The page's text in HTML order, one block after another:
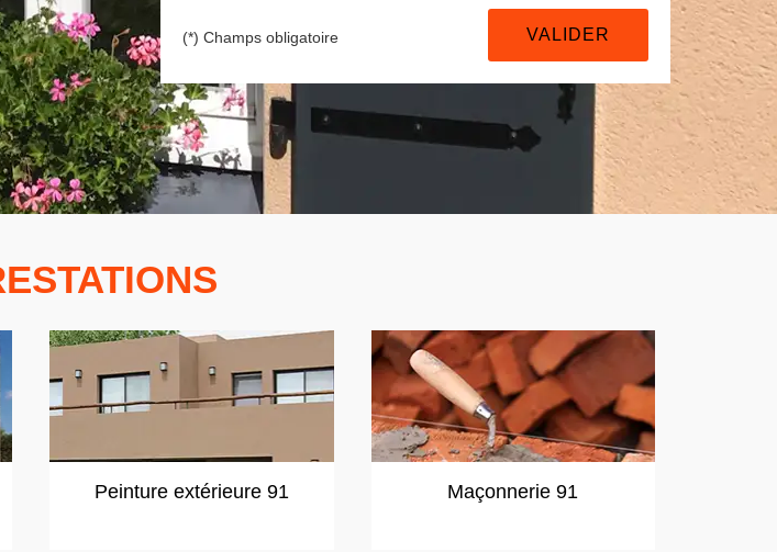
(*) Champs obligatoire
Peinture extérieure 91 Maçonnerie 91